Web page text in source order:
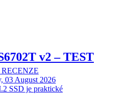
v2 – TEST
RECENZE
03 August 2026
SSD je praktické